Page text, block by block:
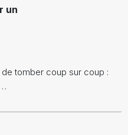
un
tomber coup sur coup :